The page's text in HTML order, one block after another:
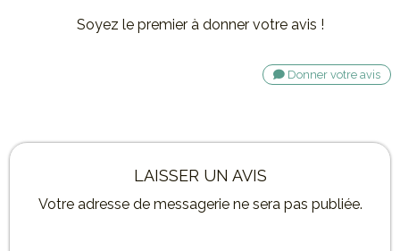
Soyez le premier à donner votre avis !
Donner votre avis
LAISSER UN AVIS
Votre adresse de messagerie ne sera pas publiée.